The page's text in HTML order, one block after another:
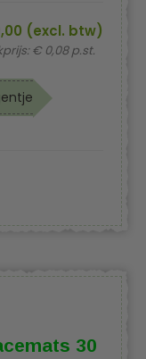
(excl. btw)
€ 0,08 p.st.
30